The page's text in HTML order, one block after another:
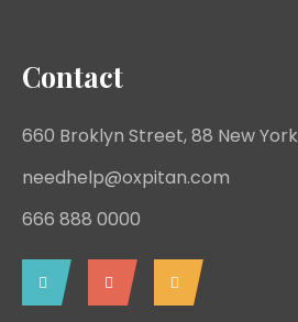
Contact
660 Broklyn Street, 88 New York
needhelp@oxpitan.com
666 888 0000